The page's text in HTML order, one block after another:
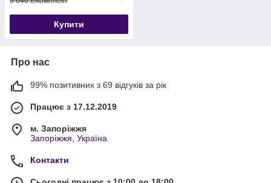
Купити
Про нас
99% позитивних з 69 відгуків за рік
Працює з 17.12.2019
м. Запоріжжя
Запоріжжя, Україна
Контакти